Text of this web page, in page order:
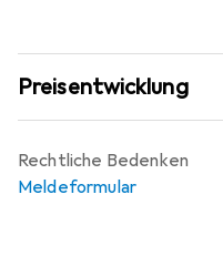
Preisentwicklung
Rechtliche Bedenken
Meldeformular